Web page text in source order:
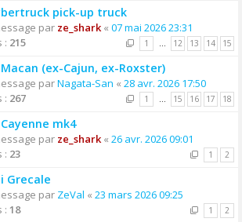
pick-up truck
par ze_shark« 07 mai 2026 23:31
: 215 1 … 12 13 14 15
(ex-Cajun, ex-Roxster)
parNagata-San « 28 avr. 2026 17:50
: 267 1 … 15 16 17 18
mk4
par ze_shark« 26 avr. 2026 09:01
: 23 1 2
Grecale
par ZeVal « 23 mars 2026 09:25
: 18 1 2